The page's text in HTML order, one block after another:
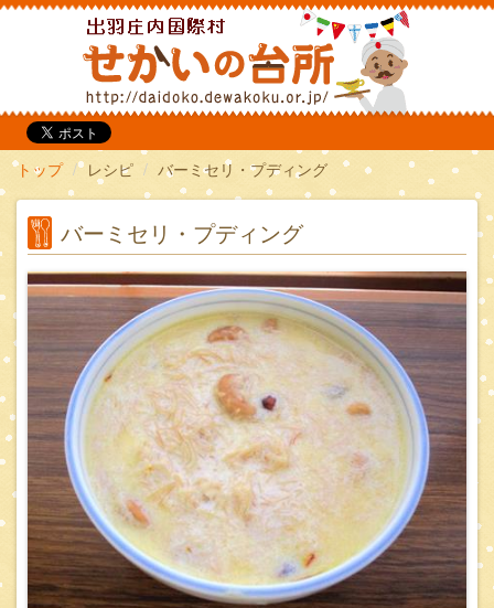
だいどこ
トップ レシピ バーミセリ・プディング
バーミセリ・プディング